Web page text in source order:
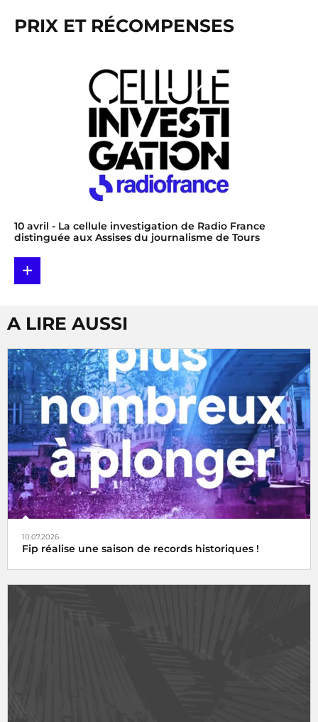
PRIX ET RÉCOMPENSES
10 avril - La cellule investigation de Radio France
distinguée aux Assises du journalisme de Tours
+
A LIRE AUSSI
10.07.2026
Fip réalise une saison de records historiques !